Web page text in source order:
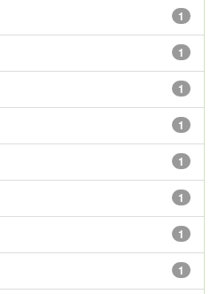
1
1
1
1
1
1
1
1